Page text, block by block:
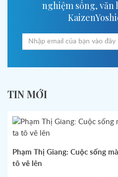
nghiệm sống, văn
TIN MỚI
Phạm Thị Giang: Cuộc sống
tô vẽ lên